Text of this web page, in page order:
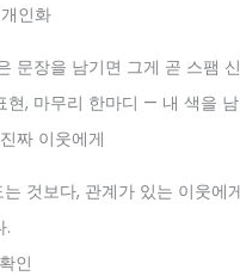
인화
문장을 남기면 그게 곧 스팸
현, 마무리 한마디 — 내 색을
짜 이웃에게
것보다, 관계가 있는 이웃
.
인